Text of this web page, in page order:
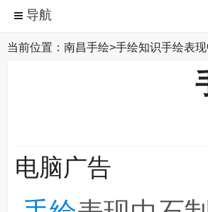
当前位置： 南昌手绘>手绘知识手绘表
电脑广告